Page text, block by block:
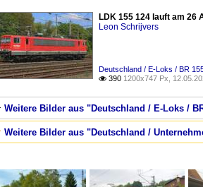
LDK 155 124 lauft am 26
Leon Schrijvers
Deutschland / E-Loks / BR
 390 1200x747 Px,
Weitere Bilder aus "Deutschland / E-Loks /
Weitere Bilder aus "Deutschland /